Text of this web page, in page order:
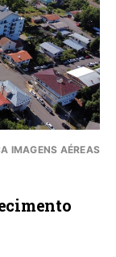
IMAGENS AÉREAS